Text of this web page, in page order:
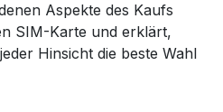
Aspekte des Kaufs
SIM-Karte und erklärt,
Hinsicht die beste Wahl